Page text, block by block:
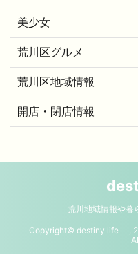
美少女
荒川区グルメ
荒川区地域情報
開店・閉店情報
荒川地域情報や暮
Copyright© destiny life ,